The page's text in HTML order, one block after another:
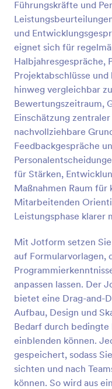
Führungskräfte und
und
eignet sich für
Halbjahresgespräche,
Projektabschlüsse
hinweg vergleichbar
Bewertungszeitraum,
Einschätzung
nachvollziehbare
Feedbackgespräche
für Stärken,
Maßnahmen Raum für
Mitarbeitenden
Leistungsphase klarer
Mit Jotform setzen
auf Formularvorlagen,
anpassen lassen. Der
bietet eine Drag-and-
Aufbau, Design und
Bedarf durch bedingte
einblenden können.
gespeichert, sodass
sichten und nach
können. So wird aus
Formular
Ein
Fragebogen, der
um herauszufinden,
einen neuen
Arbeitsumgebung
Go to Category: